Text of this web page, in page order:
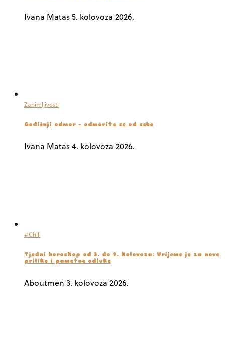
Ivana Matas5. kolovoza 2026.
Zanimljivosti
Godišnji odmor – odmorite se od sebe
Ivana Matas4. kolovoza 2026.
#Chill
Tjedni horoskop od 3. do 9. kolovoza: Vrijeme je za nove
prilike i pametne odluke
Aboutmen 3. kolovoza 2026.